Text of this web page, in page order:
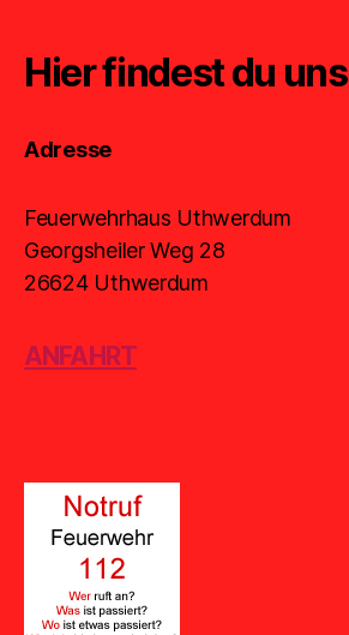
Hier findest du uns
Adresse
Feuerwehrhaus Uthwerdum
Georgsheiler Weg 28
26624 Uthwerdum
ANFAHRT